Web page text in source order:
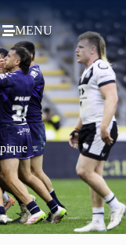
MENU